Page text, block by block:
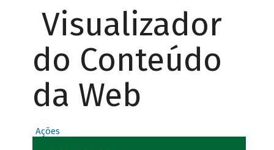
Visualizador
do Conteúdo
da Web
Ações